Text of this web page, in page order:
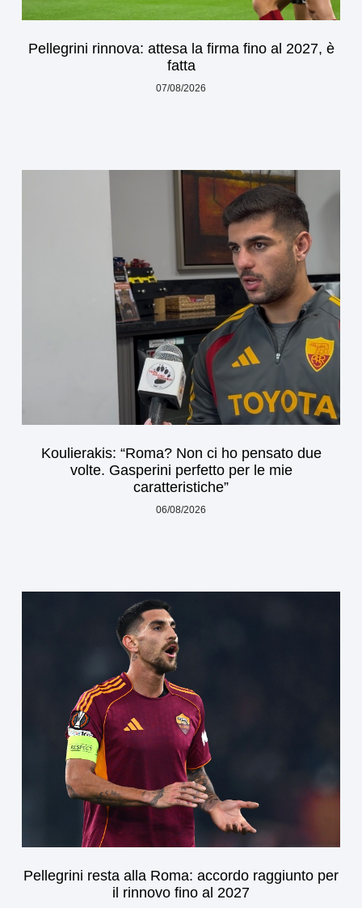
Pellegrini rinnova: attesa la firma fino al 2027, è
fatta
07/08/2026
Koulierakis: “Roma? Non ci ho pensato due
volte. Gasperini perfetto per le mie
caratteristiche”
06/08/2026
Pellegrini resta alla Roma: accordo raggiunto per
il rinnovo fino al 2027